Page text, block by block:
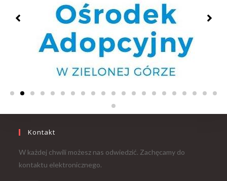
Kontakt
W każdej chwili możesz nas odwiedzić. Zachęcamy do
kontaktu elektronicznego.